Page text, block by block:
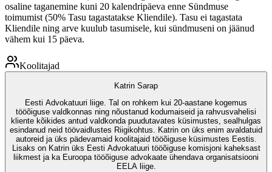
osaline taganemine kuni 20 kalendripäeva enne Sündmuse
toimumist (50% Tasu tagastatakse Kliendile). Tasu ei tagastata
Kliendile ning arve kuulub tasumisele, kui sündmuseni on jäänud
vähem kui 15 päeva.
Koolitajad
Katrin Sarap
Eesti Advokatuuri liige. Tal on rohkem kui 20-aastane kogemus
tööõiguse valdkonnas ning nõustanud kodumaiseid ja rahvusvahelisi
kliente kõikides antud valdkonda puudutavates küsimustes, sealhulgas
esindanud neid töövaidlustes Riigikohtus. Katrin on üks enim avaldatuid
autoreid ja üks pädevamaid koolitajaid tööõiguse küsimustes Eestis.
Lisaks on Katrin üks Eesti Advokatuuri tööõiguse komisjoni kaheksast
liikmest ja ka Euroopa tööõiguse advokaate ühendava organisatsiooni
EELA liige.